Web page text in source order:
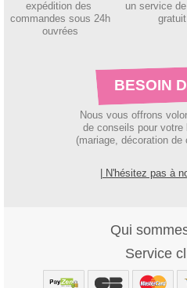
expédition des
commandes sous 24h
ouvrées
un service
gratuit
BESOIN
Nous vous offrons
de conseils pour votre
(mariage, décoration de
| N'hésitez pas à
Qui
Service